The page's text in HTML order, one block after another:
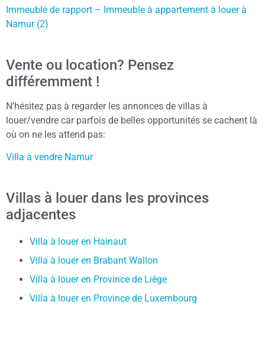
Immeuble de rapport – Immeuble à appartement à louer à
Namur (2)
Vente ou location? Pensez
différemment !
N’hésitez pas à regarder les annonces de villas à
louer/vendre car parfois de belles opportunités se cachent là
où on ne les attend pas:
Villa à vendre Namur
Villas à louer dans les provinces
adjacentes
Villa à louer en Hainaut
Villa à louer en Brabant Wallon
Villa à louer en Province de Liège
Villa à louer en Province de Luxembourg